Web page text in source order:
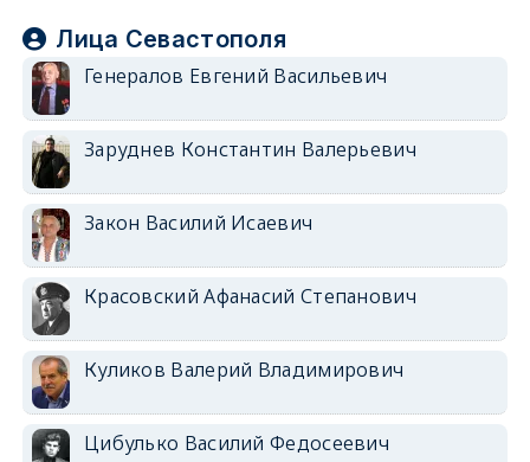
Лица Севастополя
Генералов Евгений Васильевич
Заруднев Константин Валерьевич
Закон Василий Исаевич
Красовский Афанасий Степанович
Куликов Валерий Владимирович
Цибулько Василий Федосеевич